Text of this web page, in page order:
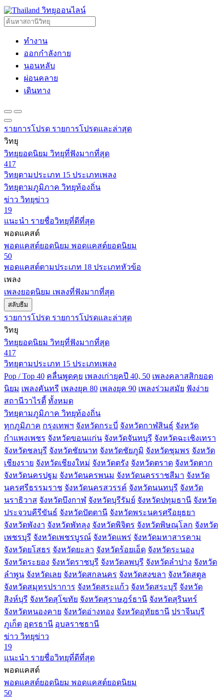
วิทยุออนไลน์
ทำงาน
ออกกำลังกาย
นอนหลับ
ผ่อนคลาย
เดินทาง
รายการโปรด รายการโปรดและล่าสุด
วิทยุ
วิทยุยอดนิยม วิทยุที่ฟังมากที่สุด
417
วิทยุตามประเภท 15 ประเภทเพลง
วิทยุตามภูมิภาค วิทยุท้องถิ่น
ข่าว วิทยุข่าว
19
แนะนำ รายชื่อวิทยุที่ดีที่สุด
พอดแคสต์
พอดแคสต์ยอดนิยม พอดแคสต์ยอดนิยม
50
พอดแคสต์ตามประเภท 18 ประเภทหัวข้อ
เพลง
เพลงยอดนิยม เพลงที่ฟังมากที่สุด
สลับธีม
รายการโปรด รายการโปรดและล่าสุด
วิทยุ
วิทยุยอดนิยม วิทยุที่ฟังมากที่สุด
417
วิทยุตามประเภท 15 ประเภทเพลง
Pop / Top 40 คลื่นพูดคุย เพลงเก่ายุคปี 40, 50 เพลงคลาสสิกยอด
นิยม เพลงคันทรี เพลงยุค 80 เพลงยุค 90 เพลงร่วมสมัย ฟังง่าย
สถานีวาไรตี้ ทั้งหมด
วิทยุตามภูมิภาค วิทยุท้องถิ่น
ทุกภูมิภาค กรุงเทพฯ จังหวัดกระบี่ จังหวัดกาฬสินธุ์ จังหวัด
กำแพงเพชร จังหวัดขอนแก่น จังหวัดจันทบุรี จังหวัดฉะเชิงเทรา
จังหวัดชลบุรี จังหวัดชัยนาท จังหวัดชัยภูมิ จังหวัดชุมพร จังหวัด
เชียงราย จังหวัดเชียงใหม่ จังหวัดตรัง จังหวัดตราด จังหวัดตาก
จังหวัดนครปฐม จังหวัดนครพนม จังหวัดนครราชสีมา จังหวัด
นครศรีธรรมราช จังหวัดนครสวรรค์ จังหวัดนนทบุรี จังหวัด
นราธิวาส จังหวัดบึงกาฬ จังหวัดบุรีรัมย์ จังหวัดปทุมธานี จังหวัด
ประจวบคีรีขันธ์ จังหวัดปัตตานี จังหวัดพระนครศรีอยุธยา
จังหวัดพังงา จังหวัดพัทลุง จังหวัดพิจิตร จังหวัดพิษณุโลก จังหวัด
เพชรบุรี จังหวัดเพชรบูรณ์ จังหวัดแพร่ จังหวัดมหาสารคาม
จังหวัดยโสธร จังหวัดยะลา จังหวัดร้อยเอ็ด จังหวัดระนอง
จังหวัดระยอง จังหวัดราชบุรี จังหวัดลพบุรี จังหวัดลำปาง จังหวัด
ลำพูน จังหวัดเลย จังหวัดสกลนคร จังหวัดสงขลา จังหวัดสตูล
จังหวัดสมุทรปราการ จังหวัดสระแก้ว จังหวัดสระบุรี จังหวัด
สิงห์บุรี จังหวัดสุโขทัย จังหวัดสุราษฎร์ธานี จังหวัดสุรินทร์
จังหวัดหนองคาย จังหวัดอ่างทอง จังหวัดอุทัยธานี ปราจีนบุรี
ภูเก็ต อุดรธานี อุบลราชธานี
ข่าว วิทยุข่าว
19
แนะนำ รายชื่อวิทยุที่ดีที่สุด
พอดแคสต์
พอดแคสต์ยอดนิยม พอดแคสต์ยอดนิยม
50